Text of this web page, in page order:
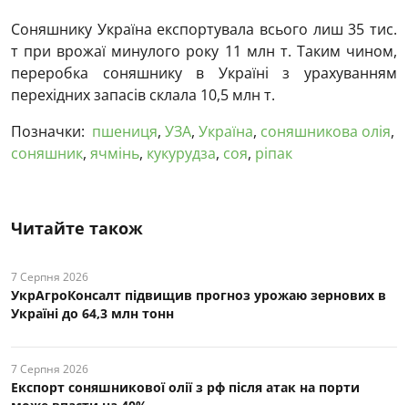
Соняшнику Україна експортувала всього лиш 35 тис.
т при врожаї минулого року 11 млн т. Таким чином,
переробка соняшнику в Україні з урахуванням
перехідних запасів склала 10,5 млн т.
Позначки: пшениця, УЗА, Україна, соняшникова олія,
соняшник, ячмінь, кукурудза, соя, ріпак
Читайте також
7 Серпня 2026
УкрАгроКонсалт підвищив прогноз урожаю зернових в
Україні до 64,3 млн тонн
7 Серпня 2026
Експорт соняшникової олії з рф після атак на порти